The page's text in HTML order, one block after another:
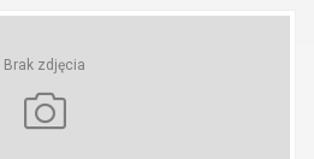
Brak zdjęcia